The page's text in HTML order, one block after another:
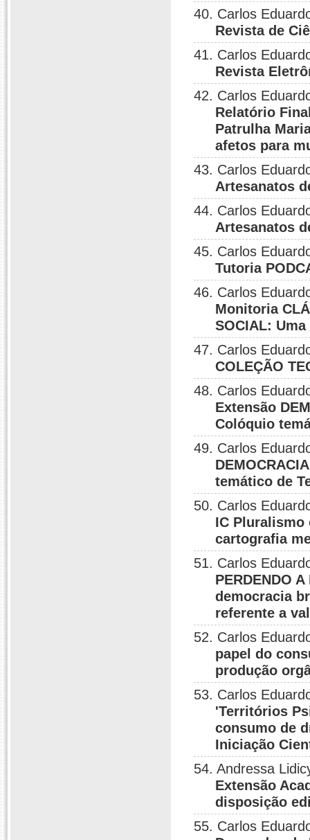
40. Carlos
Revista de
41. Carlos
Revista
42. Carlos
Relatório
Patrulha
afetos para
43. Carlos
Artesanatos
44. Carlos
Artesanatos
45. Carlos
Tutoria
46. Carlos
Monitoria
SOCIAL:
47. Carlos
COLEÇÃO
48. Carlos
Extensão
Colóquio
49. Carlos
temático de
50. Carlos
IC Pluralismo
cartografia
51. Carlos
PERDENDO
democracia
referente a
52. Carlos
papel do
produção
53. Carlos
'Territórios
consumo de
Iniciação
54. Andressa
Extensão
disposição
55. Carlos